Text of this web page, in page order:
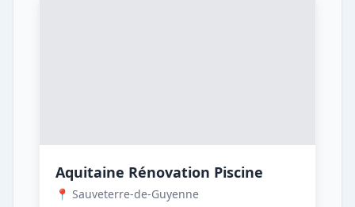
Aquitaine Rénovation Piscine
📍 Sauveterre-de-Guyenne